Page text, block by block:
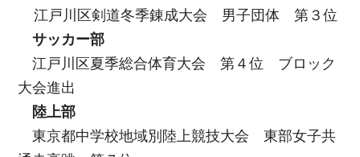
江戸川区剣道冬季錬成大会 男子団体 第３位
サッカー部
江戸川区夏季総合体育大会 第４位 ブロック
大会進出
陸上部
東京都中学校地域別陸上競技大会 東部女子共